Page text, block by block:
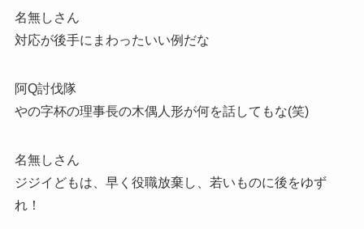
名無しさん
対応が後手にまわったいい例だな
阿Q討伐隊
やの字杯の理事長の木偶人形が何を話してもな(笑)
名無しさん
ジジイどもは、早く役職放棄し、若いものに後をゆず
れ！